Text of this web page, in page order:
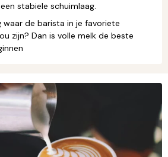
stabiele schuimlaag.
waar de barista in je favoriete
zijn? Dan is volle melk de beste